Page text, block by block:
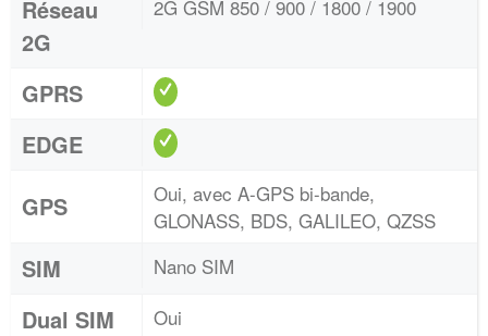
Réseau
2G
2G GSM 850 / 900 / 1800 / 1900
GPRS
EDGE
GPS
Oui, avec A-GPS bi-bande,
GLONASS, BDS, GALILEO, QZSS
SIM Nano SIM
Dual SIM Oui